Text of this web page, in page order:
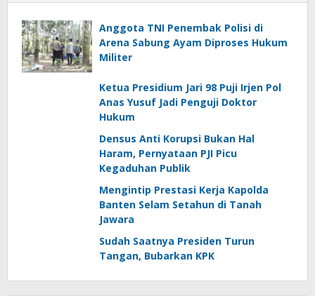
Anggota TNI Penembak Polisi di
Arena Sabung Ayam Diproses Hukum
Militer
Ketua Presidium Jari 98 Puji Irjen Pol
Anas Yusuf Jadi Penguji Doktor
Hukum
Densus Anti Korupsi Bukan Hal
Haram, Pernyataan PJI Picu
Kegaduhan Publik
Mengintip Prestasi Kerja Kapolda
Banten Selam Setahun di Tanah
Jawara
Sudah Saatnya Presiden Turun
Tangan, Bubarkan KPK